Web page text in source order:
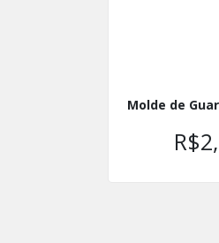
Molde de